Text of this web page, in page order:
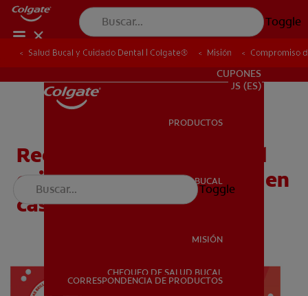
Toggle
SALUD BUCAL
PARA PROFESIONALES
CUPONES
US (ES)
PRODUCTOS
SALUD BUCAL
MISIÓN
CHEQUEO DE SALUD BUCAL
CORRESPONDENCIA DE PRODUCTOS
Toggle
Salud Bucal y Cuidado Dental | Colgate® Misión Compromiso
Salud Bucal y Cuidado Dental | Colgate® Misión Compromiso
Recomendaciones para el
cuidado de la salud bucal en
casa - Familia